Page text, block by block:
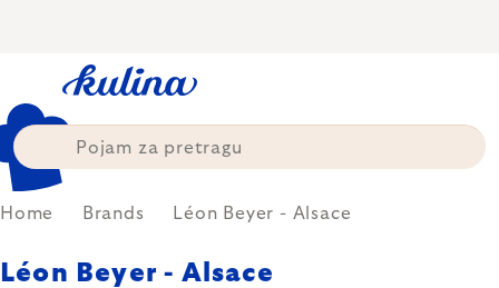
Home Brands Léon Beyer - Alsace
Léon Beyer - Alsace